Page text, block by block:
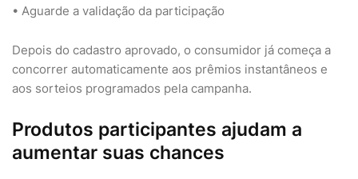
• Aguarde a validação da participação
Depois do cadastro aprovado, o consumidor já começa a
concorrer automaticamente aos prêmios instantâneos e
aos sorteios programados pela campanha.
Produtos participantes ajudam a
aumentar suas chances